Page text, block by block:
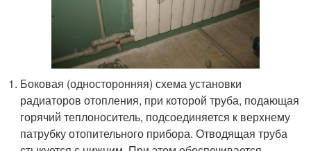
Боковая (односторонняя) схема установки
радиаторов отопления, при которой труба, подающая
горячий теплоноситель, подсоединяется к верхнему
патрубку отопительного прибора. Отводящая труба